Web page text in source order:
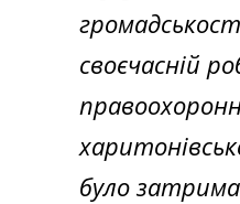
своєчасній
було